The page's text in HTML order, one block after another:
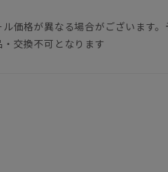
価格が異なる場合がございます。
交換不可となります